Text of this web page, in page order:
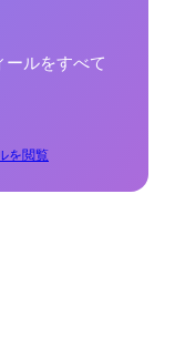
ールをすべて
を閲覧